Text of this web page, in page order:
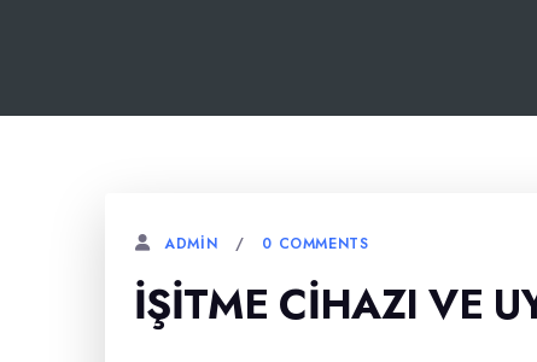
ADMIN 0 COMMENTS
İŞITME CIHAZI VE